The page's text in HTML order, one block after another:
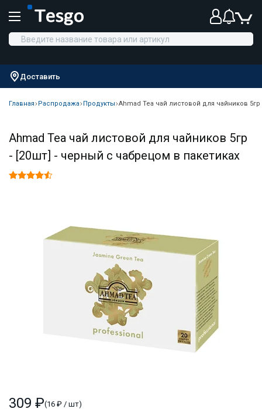
Доставить
Главная Распродажа Продукты Ahmad Tea чай листовой для чайников
Ahmad Tea чай листовой для чайников 5гр
- [20шт] - черный с чабрецом в пакетиках
309 ₽(16 ₽ / шт)